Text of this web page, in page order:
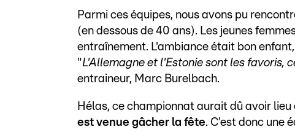
Parmi ces équipes, nous avons pu
(en dessous de 40 ans). Les jeunes
entraînement. L'ambiance était bon
"L'Allemagne et l'Estonie sont les favoris,
entraineur, Marc Burelbach.
Hélas, ce championnat aurait dû avoir lieu
est venue gâcher la fête. C'est donc une